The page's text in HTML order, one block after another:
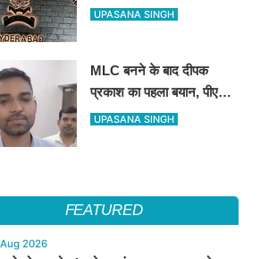
आधुनिक पुलिसिंग और नेतृत्व
UPASANA SINGH
MLC बनने के बाद दीपक
प्रकाश का पहला बयान, पीएम
मोदी से लेकर उपेंद्र कुशवाहा
UPASANA SINGH
FEATURED
2026